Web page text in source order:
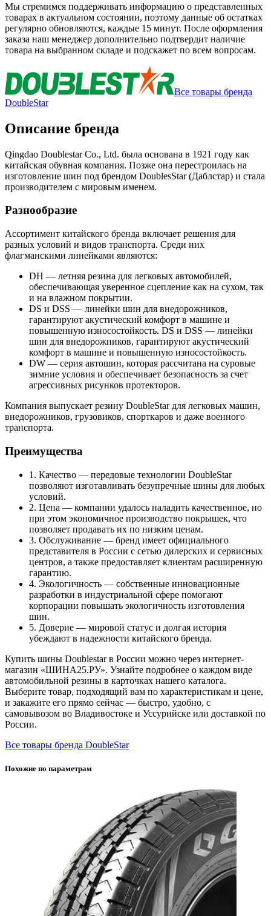
Мы стремимся поддерживать информацию о представленных
товарах в актуальном состоянии, поэтому данные об остатках
регулярно обновляются, каждые 15 минут. После оформления
заказа наш менеджер дополнительно подтвердит наличие
товара на выбранном складе и подскажет по всем вопросам.
Все товары бренда
DoubleStar
Описание бренда
Qingdao Doublestar Co., Ltd. была основана в 1921 году как
китайская обувная компания. Позже она перестроилась на
изготовление шин под брендом DoublesStar (Даблстар) и стала
производителем с мировым именем.
Разнообразие
Ассортимент китайского бренда включает решения для
разных условий и видов транспорта. Среди них
флагманскими линейками являются:
DH — летняя резина для легковых автомобилей,
обеспечивающая уверенное сцепление как на сухом, так
и на влажном покрытии.
DS и DSS — линейки шин для внедорожников,
гарантируют акустический комфорт в машине и
повышенную износостойкость. DS и DSS — линейки
шин для внедорожников, гарантируют акустический
комфорт в машине и повышенную износостойкость.
DW — серия автошин, которая рассчитана на суровые
зимние условия и обеспечивает безопасность за счет
агрессивных рисунков протекторов.
Компания выпускает резину DoubleStar для легковых машин,
внедорожников, грузовиков, спорткаров и даже военного
транспорта.
Преимущества
1. Качество — передовые технологии DoubleStar
позволяют изготавливать безупречные шины для любых
условий.
2. Цена — компании удалось наладить качественное, но
при этом экономичное производство покрышек, что
позволяет продавать их по низким ценам.
3. Обслуживание — бренд имеет официального
представителя в России с сетью дилерских и сервисных
центров, а также предоставляет клиентам расширенную
гарантию.
4. Экологичность — собственные инновационные
разработки в индустриальной сфере помогают
корпорации повышать экологичность изготовления
шин.
5. Доверие — мировой статус и долгая история
убеждают в надежности китайского бренда.
Купить шины Doublestar в России можно через интернет-
магазин «ШИНА25.РУ». Узнайте подробнее о каждом виде
автомобильной резины в карточках нашего каталога.
Выберите товар, подходящий вам по характеристикам и цене,
и закажите его прямо сейчас — быстро, удобно, с
самовывозом во Владивостоке и Уссурийске или доставкой по
России.
Все товары бренда DoubleStar
Похожие по параметрам